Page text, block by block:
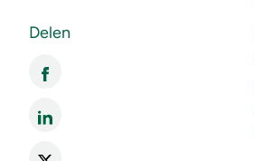
Delen